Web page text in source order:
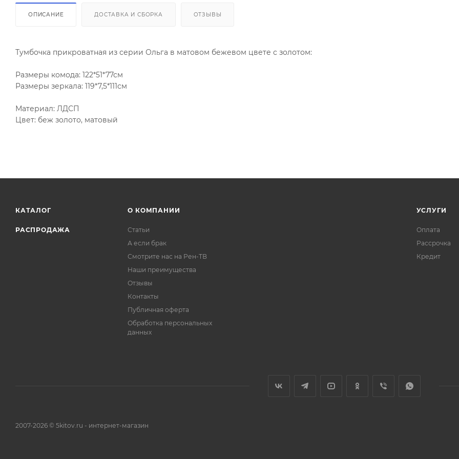
ОПИСАНИЕ ДОСТАВКА И СБОРКА ОТЗЫВЫ
Тумбочка прикроватная из серии Ольга в матовом бежевом цвете с золотом:
Размеры комода: 122*51*77см
Размеры зеркала: 119*7,5*111см
Материал: ЛДСП
Цвет: беж золото, матовый
КАТАЛОГ
РАСПРОДАЖА
О КОМПАНИИ
Статьи
А если брак
Смотрите нас на Рен-ТВ
Наши преимущества
Отзывы
Контакты
Публичная оферта
Обработка персональных
данных
УСЛУГИ
Оплата
Рассрочка
Кредит
2007-2026 © 5kitov.ru - интернет-магазин